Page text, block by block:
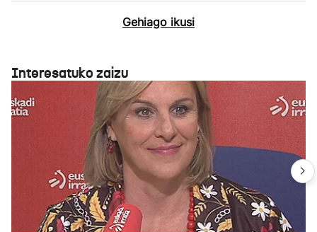
Gehiago ikusi
Interesatuko zaizu